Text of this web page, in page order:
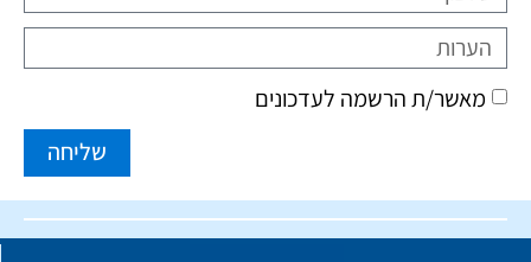
מאשר/ת הרשמה לעדכונים
שליחה